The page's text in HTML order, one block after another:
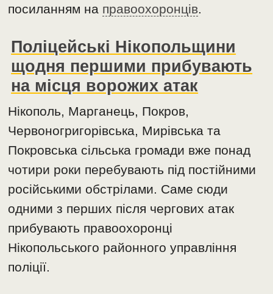
посиланням на правоохоронців.
Поліцейські Нікопольщини
щодня першими прибувають
на місця ворожих атак
Нікополь, Марганець, Покров,
Червоногригорівська, Мирівська та
Покровська сільська громади вже понад
чотири роки перебувають під постійними
російськими обстрілами. Саме сюди
одними з перших після чергових атак
прибувають правоохоронці
Нікопольського районного управління
поліції.